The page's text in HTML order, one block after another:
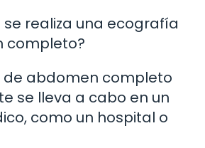
realiza una ecografía
completo?
de abdomen completo
se lleva a cabo en un
como un hospital o